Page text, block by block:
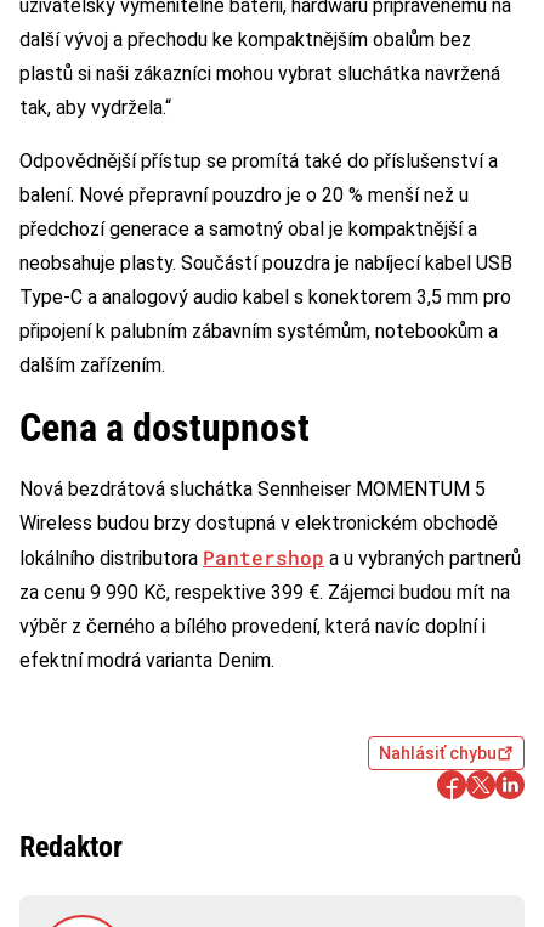
uživatelsky vyměnitelné baterii, hardwaru připravenému na
další vývoj a přechodu ke kompaktnějším obalům bez
plastů si naši zákazníci mohou vybrat sluchátka navržená
tak, aby vydržela.“
Odpovědnější přístup se promítá také do příslušenství a
balení. Nové přepravní pouzdro je o 20 % menší než u
předchozí generace a samotný obal je kompaktnější a
neobsahuje plasty. Součástí pouzdra je nabíjecí kabel USB
Type-C a analogový audio kabel s konektorem 3,5 mm pro
připojení k palubním zábavním systémům, notebookům a
dalším zařízením.
Cena a dostupnost
Nová bezdrátová sluchátka Sennheiser MOMENTUM 5
Wireless budou brzy dostupná v elektronickém obchodě
lokálního distributora Pantershop a u vybraných partnerů
za cenu 9 990 Kč, respektive 399 €. Zájemci budou mít na
výběr z černého a bílého provedení, která navíc doplní i
efektní modrá varianta Denim.
Nahlásiť chybu
Redaktor